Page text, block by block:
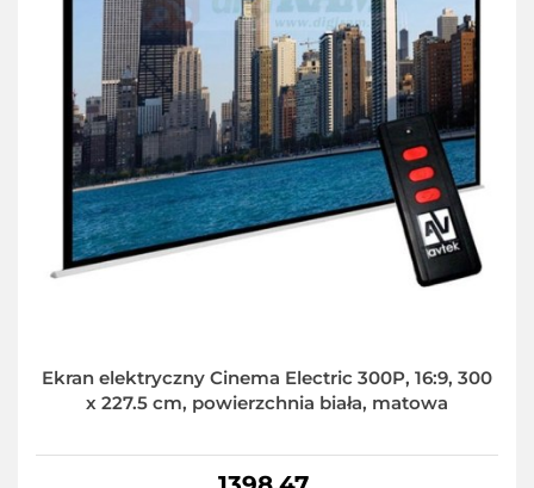
Ekran elektryczny Cinema Electric 300P, 16:9, 300
x 227.5 cm, powierzchnia biała, matowa